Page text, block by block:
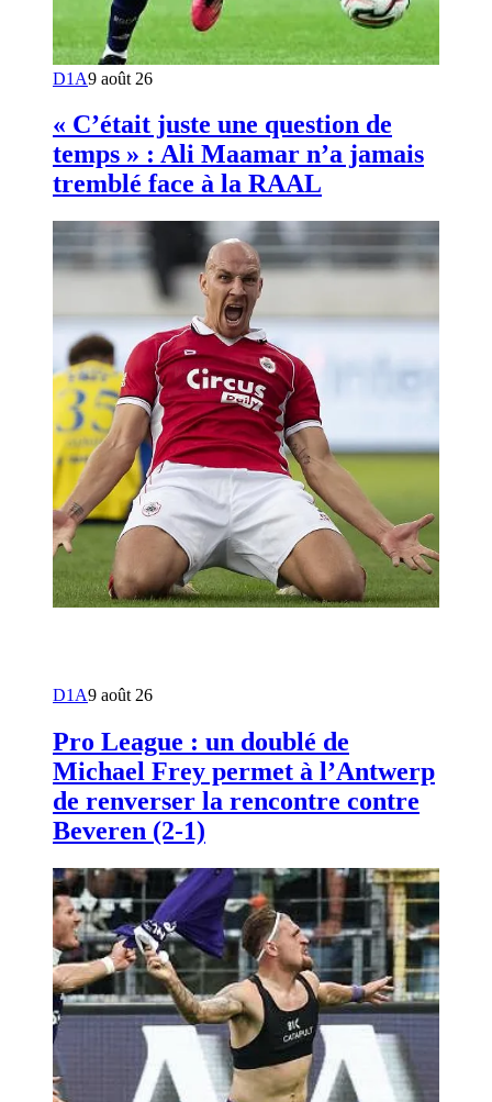
D1A9 août 26
« C’était juste une question de
temps » : Ali Maamar n’a jamais
tremblé face à la RAAL
D1A9 août 26
Pro League : un doublé de
Michael Frey permet à l’Antwerp
de renverser la rencontre contre
Beveren (2-1)